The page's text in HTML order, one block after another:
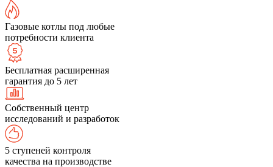
Газовые котлы под любые
потребности клиента
Бесплатная расширенная
гарантия до 5 лет
Собственный центр
исследований и разработок
5 ступеней контроля
качества на производстве